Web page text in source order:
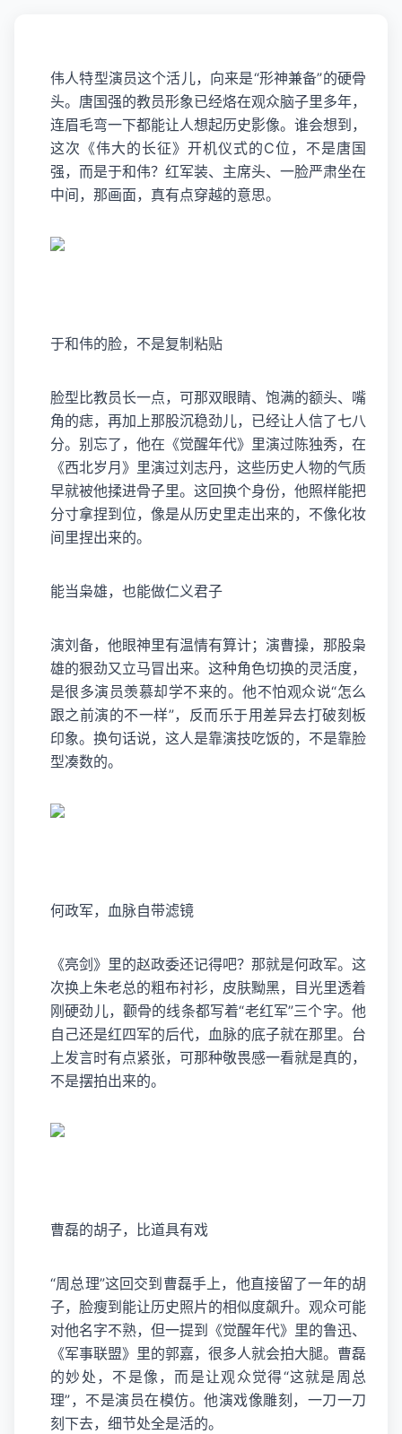
伟人特型演员这个活儿，向来是“形神兼备”的硬骨
头。 唐国强的教员形象已经烙在观众脑子里多年，
连眉毛弯一下都能让人想起历史影像。谁会想到，
这次《伟大的长征》开机仪式的C位，不是唐国
强，而是于和伟？红军装、主席头、一脸严肃坐在
中间，那画面，真有点穿越的意思。
于和伟的脸，不是复制粘贴
脸型比教员长一点，可那双眼睛、饱满的额头、嘴
角的痣，再加上那股沉稳劲儿，已经让人信了七八
分。别忘了，他在《觉醒年代》里演过陈独秀，在
《西北岁月》里演过刘志丹，这些历史人物的气质
早就被他揉进骨子里。这回换个身份，他照样能把
分寸拿捏到位，像是从历史里走出来的，不像化妆
间里捏出来的。
能当枭雄，也能做仁义君子
演刘备，他眼神里有温情有算计；演曹操，那股枭
雄的狠劲又立马冒出来。这种角色切换的灵活度，
是很多演员羡慕却学不来的。他不怕观众说“怎么
跟之前演的不一样”，反而乐于用差异去打破刻板
印象。换句话说，这人是靠演技吃饭的，不是靠脸
型凑数的。
何政军，血脉自带滤镜
《亮剑》里的赵政委还记得吧？那就是何政军。这
次换上朱老总的粗布衬衫，皮肤黝黑，目光里透着
刚硬劲儿，颧骨的线条都写着“老红军”三个字。他
自己还是红四军的后代，血脉的底子就在那里。台
上发言时有点紧张，可那种敬畏感一看就是真的，
不是摆拍出来的。
曹磊的胡子，比道具有戏
“周总理”这回交到曹磊手上，他直接留了一年的胡
子，脸瘦到能让历史照片的相似度飙升。观众可能
对他名字不熟，但一提到《觉醒年代》里的鲁迅、
《军事联盟》里的郭嘉，很多人就会拍大腿。曹磊
的妙处，不是像，而是让观众觉得“这就是周总
理”，不是演员在模仿。他演戏像雕刻，一刀一刀
刻下去，细节处全是活的。